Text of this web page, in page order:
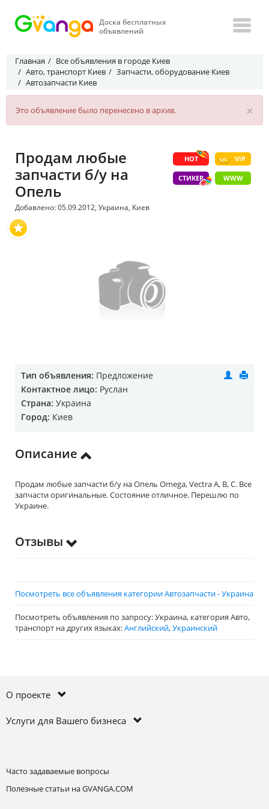
Доска бесплатных
объявлений
Главная
Все объявления в городе Киев
Авто, транспорт Киев
Запчасти, оборудование Киев
Автозапчасти Киев
×
Это объявление было перенесено в архив.
HOT VIP
СТИКЕР WWW
Продам любые
запчасти б/у на
Опель
Добавлено: 05.09.2012, Украина, Киев
Тип объявления: Предложение
Контактное лицо: Руслан
Страна: Украина
Город: Киев
Описание
Продам любые запчасти б/у на Опель Omega, Vectra А, В, С. Все
запчасти оригинальные. Состояние отличное. Перешлю по
Украине.
Отзывы
Посмотреть все объявления категории Автозапчасти - Украина
Посмотреть объявления по запросу: Украина, категория Авто,
транспорт на других языках:Английский,Украинский
О проекте
Услуги для Вашего бизнеса
Часто задаваемые вопросы
Полезные статьи на GVANGA.COM